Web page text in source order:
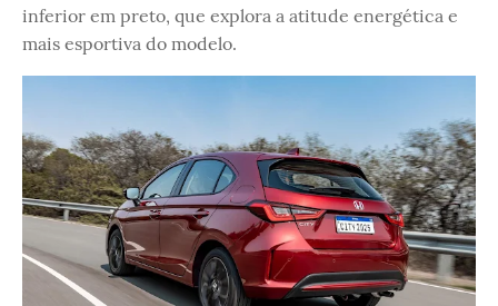
inferior em preto, que explora a atitude energética e
mais esportiva do modelo.